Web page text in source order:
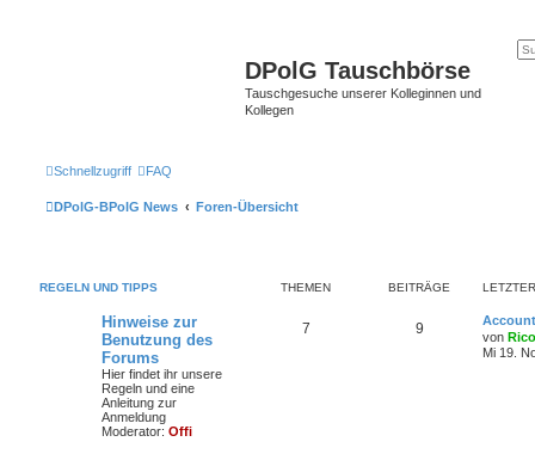
DPolG Tauschbörse
Tauschgesuche unserer Kolleginnen und
Kollegen
Schnellzugriff FAQ
DPolG-BPolG News Foren-Übersicht
REGELN UND TIPPS THEMEN BEITRÄGE
Hinweise zur
Benutzung des
Forums
Hier findet ihr unsere
Regeln und eine
Anleitung zur
Anmeldung
Moderator: Offi
7 9
von
Mi 19.